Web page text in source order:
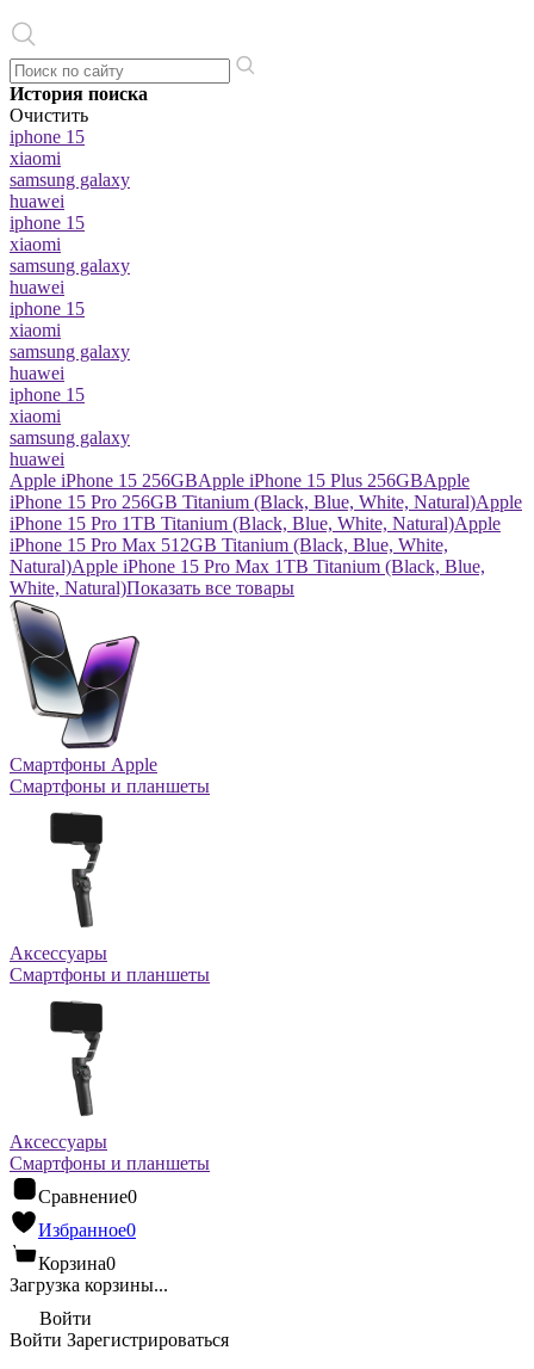
История поиска
Очистить
iphone 15
xiaomi
samsung galaxy
huawei
iphone 15
xiaomi
samsung galaxy
huawei
iphone 15
xiaomi
samsung galaxy
huawei
iphone 15
xiaomi
samsung galaxy
huawei
Apple iPhone 15 256GBApple iPhone 15 Plus 256GBApple
iPhone 15 Pro 256GB Titanium (Black, Blue, White, Natural)Apple
iPhone 15 Pro 1TB Titanium (Black, Blue, White, Natural)Apple
iPhone 15 Pro Max 512GB Titanium (Black, Blue, White,
Natural)Apple iPhone 15 Pro Max 1TB Titanium (Black, Blue,
White, Natural)Показать все товары
Смартфоны Apple
Смартфоны и планшеты
Аксессуары
Смартфоны и планшеты
Аксессуары
Смартфоны и планшеты
Сравнение0
Избранное0
Корзина0
Загрузка корзины...
Войти
Войти Зарегистрироваться